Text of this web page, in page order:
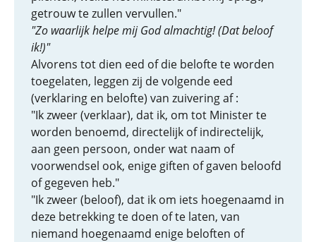
getrouw te zullen vervullen."
"Zo waarlijk helpe mij God almachtig! (Dat beloof
ik!)"
Alvorens tot dien eed of die belofte te worden
toegelaten, leggen zij de volgende eed
(verklaring en belofte) van zuivering af :
"Ik zweer (verklaar), dat ik, om tot Minister te
worden benoemd, directelijk of indirectelijk,
aan geen persoon, onder wat naam of
voorwendsel ook, enige giften of gaven beloofd
of gegeven heb."
"Ik zweer (beloof), dat ik om iets hoegenaamd in
deze betrekking te doen of te laten, van
niemand hoegenaamd enige beloften of